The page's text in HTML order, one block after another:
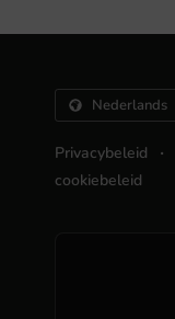
Privacybeleid .
cookiebeleid